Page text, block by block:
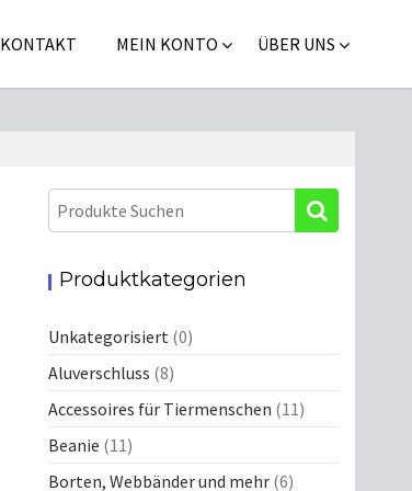
KONTAKT MEIN KONTO ÜBER UNS
Produktkategorien
Unkategorisiert (0)
Aluverschluss (8)
Accessoires für Tiermenschen (11)
Beanie (11)
Borten, Webbänder und mehr (6)